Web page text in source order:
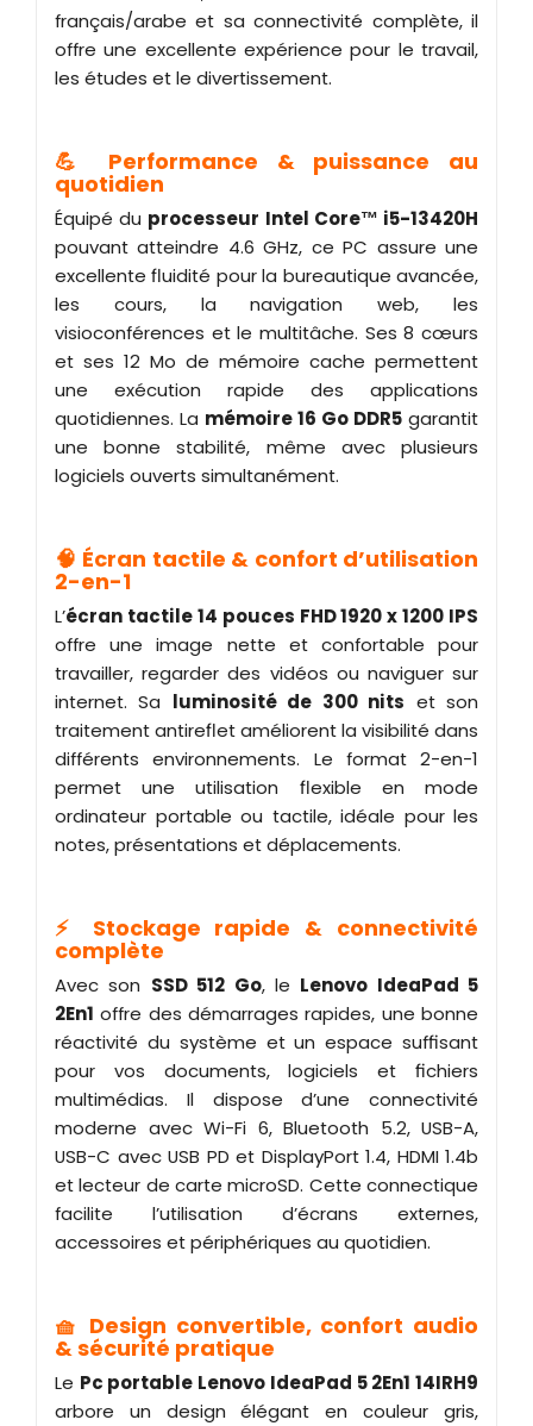
français/arabe et sa connectivité complète, il
offre une excellente expérience pour le travail,
les études et le divertissement.
💪 Performance & puissance au
quotidien
Équipé du processeur Intel Core™ i5-13420H
pouvant atteindre 4.6 GHz, ce PC assure une
excellente fluidité pour la bureautique avancée,
les cours, la navigation web, les
visioconférences et le multitâche. Ses 8 cœurs
et ses 12 Mo de mémoire cache permettent
une exécution rapide des applications
quotidiennes. La mémoire 16 Go DDR5 garantit
une bonne stabilité, même avec plusieurs
logiciels ouverts simultanément.
🧠 Écran tactile & confort d’utilisation
2-en-1
L’écran tactile 14 pouces FHD 1920 x 1200 IPS
offre une image nette et confortable pour
travailler, regarder des vidéos ou naviguer sur
internet. Sa luminosité de 300 nits et son
traitement antireflet améliorent la visibilité dans
différents environnements. Le format 2-en-1
permet une utilisation flexible en mode
ordinateur portable ou tactile, idéale pour les
notes, présentations et déplacements.
⚡ Stockage rapide & connectivité
complète
Avec son SSD 512 Go, le Lenovo IdeaPad 5
2En1 offre des démarrages rapides, une bonne
réactivité du système et un espace suffisant
pour vos documents, logiciels et fichiers
multimédias. Il dispose d’une connectivité
moderne avec Wi-Fi 6, Bluetooth 5.2, USB-A,
USB-C avec USB PD et DisplayPort 1.4, HDMI 1.4b
et lecteur de carte microSD. Cette connectique
facilite l’utilisation d’écrans externes,
accessoires et périphériques au quotidien.
🧺 Design convertible, confort audio
& sécurité pratique
Le Pc portable Lenovo IdeaPad 5 2En1 14IRH9
arbore un design élégant en couleur gris,